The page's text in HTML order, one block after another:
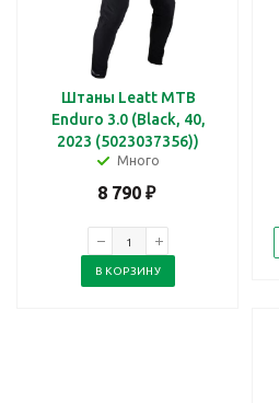
Штаны Leatt MTB
Enduro 3.0 (Black, 40,
2023 (5023037356))
Много
8 790₽
В КОРЗИНУ